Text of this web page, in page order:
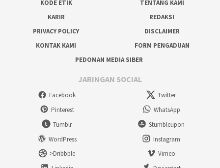
KODE ETIK
TENTANG KAMI
KARIR
REDAKSI
PRIVACY POLICY
DISCLAIMER
KONTAK KAMI
FORM PENGADUAN
PEDOMAN MEDIA SIBER
JARINGAN SOCIAL
Facebook
Twitter
Pinterest
WhatsApp
Tumblr
Stumbleupon
WordPress
Instagram
>Dribbble
Vimeo